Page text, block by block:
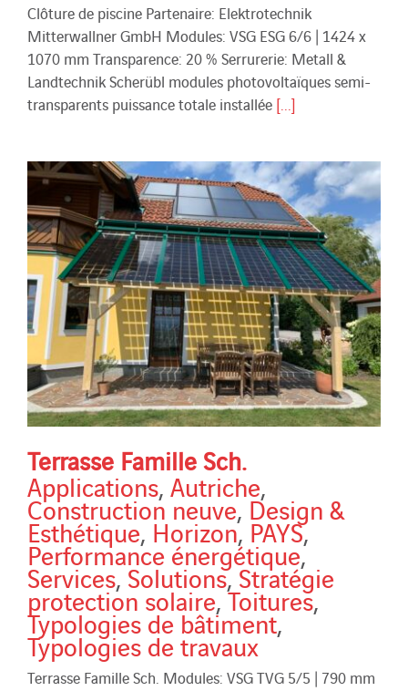
Clôture de piscine Partenaire: Elektrotechnik
Mitterwallner GmbH Modules: VSG ESG 6/6 | 1424 x
1070 mm Transparence: 20 % Serrurerie: Metall &
Landtechnik Scherübl modules photovoltaïques semi-
transparents puissance totale installée [...]
Terrasse Famille Sch.
Applications, Autriche,
Construction neuve,Design &
Esthétique,Horizon, PAYS,
Performance énergétique,
Services,Solutions,Stratégie
protection solaire,Toitures,
Typologies de bâtiment,
Typologies de travaux
Terrasse Famille Sch. Modules: VSG TVG 5/5 | 790 mm